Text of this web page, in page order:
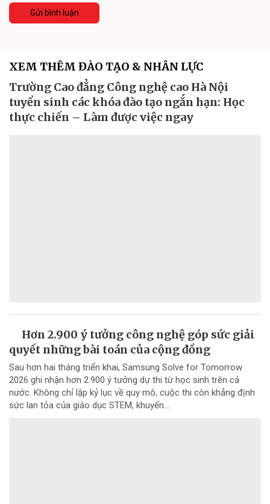
Gửi bình luận
XEM THÊM ĐÀO TẠO & NHÂN LỰC
Trường Cao đẳng Công nghệ cao Hà Nội
tuyển sinh các khóa đào tạo ngắn hạn: Học
thực chiến – Làm được việc ngay
Hơn 2.900 ý tưởng công nghệ góp sức giải
quyết những bài toán của cộng đồng
Sau hơn hai tháng triển khai, Samsung Solve for Tomorrow
2026 ghi nhận hơn 2.900 ý tưởng dự thi từ học sinh trên cả
nước. Không chỉ lập kỷ lục về quy mô, cuộc thi còn khẳng định
sức lan tỏa của giáo dục STEM, khuyến...